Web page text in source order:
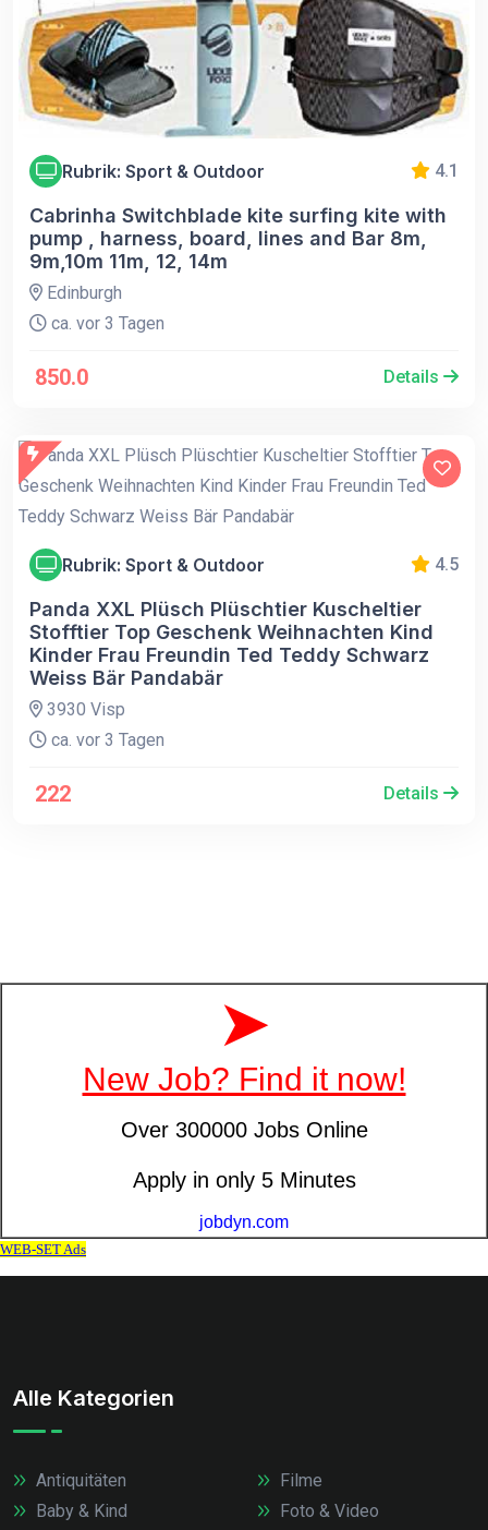
Rubrik: Sport & Outdoor 4.1
Cabrinha Switchblade kite surfing kite with
pump , harness, board, lines and Bar 8m,
9m,10m 11m, 12, 14m
Edinburgh
ca. vor 3 Tagen
850.0 Details
Rubrik: Sport & Outdoor 4.5
Panda XXL Plüsch Plüschtier Kuscheltier
Stofftier Top Geschenk Weihnachten Kind
Kinder Frau Freundin Ted Teddy Schwarz
Weiss Bär Pandabär
3930 Visp
ca. vor 3 Tagen
222 Details
Alle Kategorien
Antiquitäten
Baby & Kind
Filme
Foto & Video